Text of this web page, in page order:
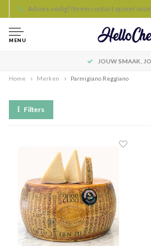
Advies nodig? Neem contact op met
MENU
JOUW SMAAK,
Home Merken Parmigiano Reggiano
Filters